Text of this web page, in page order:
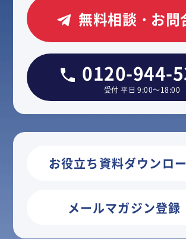
無料相談・お問
0120-944-
受付 平日 9:00～18:00
お役立ち資料ダウンロ
メールマガジン登録